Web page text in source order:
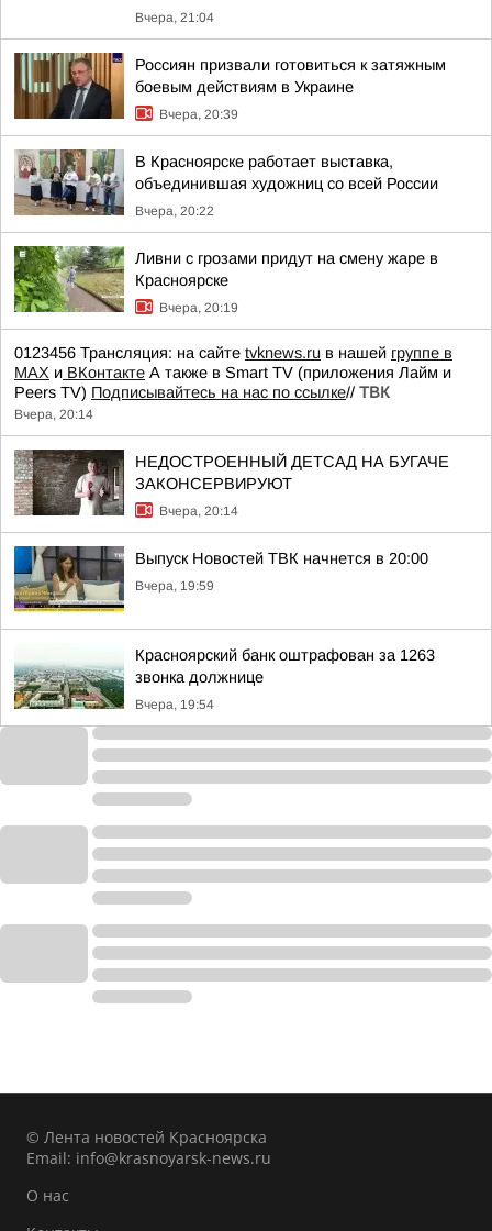
Вчера, 21:04
Россиян призвали готовиться к затяжным
боевым действиям в Украине
Вчера, 20:39
В Красноярске работает выставка,
объединившая художниц со всей России
Вчера, 20:22
Ливни с грозами придут на смену жаре в
Красноярске
Вчера, 20:19
0123456 Трансляция: на сайте tvknews.ru в нашей группе в
МАХ и ВКонтакте А также в Smart TV (приложения Лайм и
Peers TV) Подписывайтесь на нас по ссылке// ТВК
Вчера, 20:14
НЕДОСТРОЕННЫЙ ДЕТСАД НА БУГАЧЕ
ЗАКОНСЕРВИРУЮТ
Вчера, 20:14
Выпуск Новостей ТВК начнется в 20:00
Вчера, 19:59
Красноярский банк оштрафован за 1263
звонка должнице
Вчера, 19:54
© Лента новостей Красноярска
Email: info@krasnoyarsk-news.ru
О нас